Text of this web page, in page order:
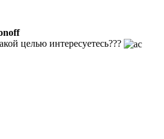
целью интересуетесь???